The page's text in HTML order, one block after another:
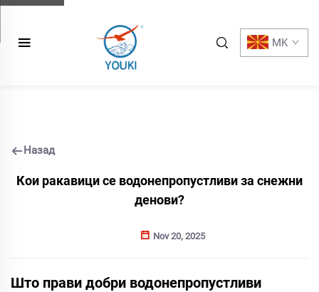
MK
Назад
Кои ракавици се водонепропустливи за снежни
денови?
Nov 20, 2025
Што прави добри водонепропустливи